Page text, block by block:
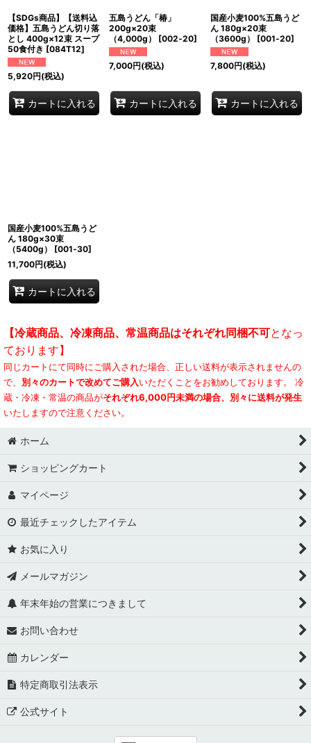
【SDGs商品】【送料込
価格】五島うどん切り落
とし 400g×12束 スープ
50食付き [084T12]
5,920円(税込)
カートに入れる
五島うどん「椿」
200g×20束
（4,000g）
[002‐20]
7,000円(税込)
カートに入れる
国産小麦100%五島うど
ん 180g×20束
（3600g）
[001‐20]
7,800円(税込)
カートに入れる
国産小麦100%五島うど
ん 180g×30束
（5400g）
[001‐30]
11,700円(税込)
カートに入れる
【冷蔵商品、冷凍商品、常温商品はそれぞれ同梱不可となっ
ております】
同じカートにて同時にご購入された場合、正しい送料が表示されませんの
で、 別々のカートで改めてご購入いただくことをお勧めしております。 冷
蔵・冷凍・常温の商品がそれぞれ6,000円未満の場合、別々に送料が発生
いたしますので注意ください。
ホーム
ショッピングカート
マイページ
最近チェックしたアイテム
お気に入り
メールマガジン
年末年始の営業につきまして
お問い合わせ
カレンダー
特定商取引法表示
公式サイト